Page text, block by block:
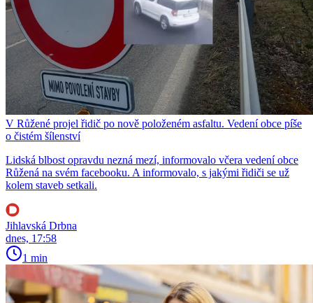
V Růžené projel řidič po nově položeném asfaltu. Vedení obce píše
o čistém šílenství
Lidská blbost opravdu nezná mezí, informovalo včera vedení obce
Růžená na svém facebooku. A informovalo, s jakými řidiči se už
kolem staveb setkali.
Jihlavská Drbna
dnes, 17:58
1 min